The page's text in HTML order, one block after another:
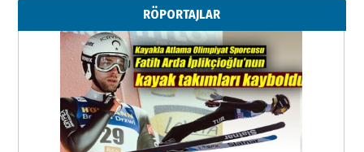
Geleceği Korumaktır
11 Mayıs 2026 Pazartesi
RÖPORTAJLAR